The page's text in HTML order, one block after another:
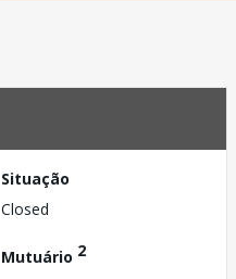
Situação
Closed
Mutuário 2